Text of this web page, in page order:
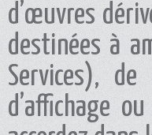
d’œuvres
destinées à
Services),
d’affichage